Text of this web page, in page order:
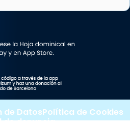
de DatosPolítica de Cookies
de denuncia